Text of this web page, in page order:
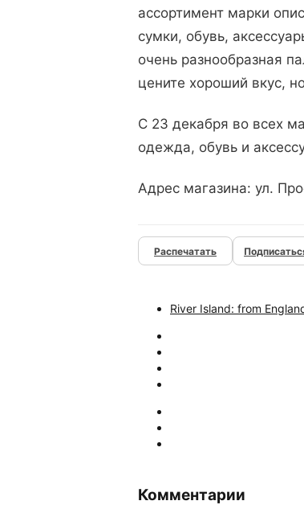
ассортимент марки
сумки, обувь,
очень разнообразная
цените хороший вкус,
С 23 декабря во всех
одежда, обувь и
Адрес магазина: ул.
River Island: from
Комментарии